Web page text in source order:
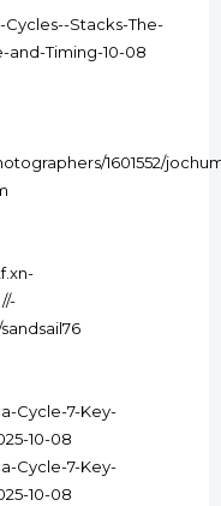
Stacks-The-
Timing-10-08
1601552/
Cycle-7-Key-
10-08
Cycle-7-Key-
10-08